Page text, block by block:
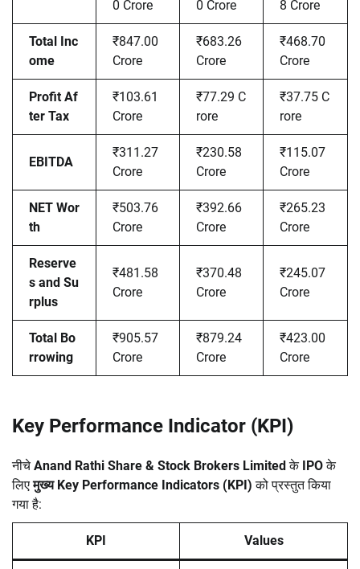
0 Crore
0 Crore
8 Crore
Total Inc
ome
₹847.00
Crore
₹683.26
Crore
₹468.70
Crore
Profit Af
ter Tax
₹103.61
Crore
₹77.29 C
rore
₹37.75 C
rore
EBITDA
₹311.27
Crore
₹230.58
Crore
₹115.07
Crore
NET Wor
th
₹503.76
Crore
₹392.66
Crore
₹265.23
Crore
Reserve
s and Su
rplus
₹481.58
Crore
₹370.48
Crore
₹245.07
Crore
Total Bo
rrowing
₹905.57
Crore
₹879.24
Crore
₹423.00
Crore
Key Performance Indicator (KPI)
नीचे Anand Rathi Share & Stock Brokers Limitedके IPOके
लिएमुख्य Key Performance Indicators (KPI) को प्रस्तुत किया
गया है:
KPI Values